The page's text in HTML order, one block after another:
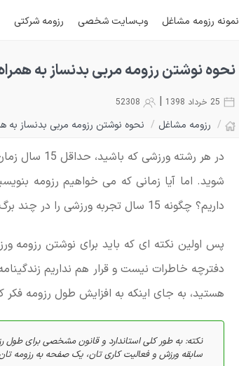
نمونه رزومه مشاغل وب‌سایت شخصی رزومه شرکتی
نحوه نوشتن رزومه مربی بدنساز به
|
/ رزومه مشاغل / نحوه نوشتن رزومه مربی بدنساز به
در هر رشته
داریم؟ چگونه 15 سال تجربه ورزشی را در چند برگ A4 می توان جا داد؟
پس اولین نکته ای که باید برای نوشتن رزومه
دفترچه خاطرات نیست و قرار هم نداریم
هستید، به جای اینکه به افزایش طول رزومه فکر
سابقه ورزش و فعالیت کاری تان، یک صفحه به رزومه